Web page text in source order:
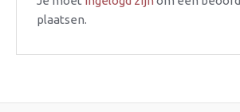
plaatsen.